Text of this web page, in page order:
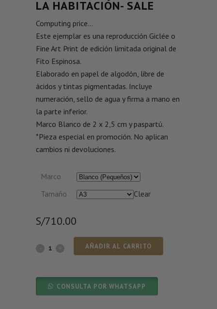
LA HABITACIÓN- SALE
Computing price...
Este ejemplar es una reproducción Giclée o
Fine Art Print de edición limitada original de
Fito Espinosa.
Elaborado en papel de algodón, libre de
ácidos y tintas pigmentadas. Incluye
numeración, sello de agua y firma a mano en
la parte inferior.
Marco Blanco de 2 x 2,5 cm y paspartú.
*Pieza especial en promoción. No aplican
cambios ni devoluciones.
Marco
Tamaño
Clear
S/710.00
AÑADIR AL CARRITO
CONSULTA POR WHATSAPP